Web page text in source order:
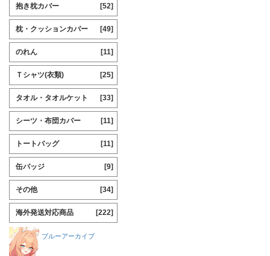
抱き枕カバー [52]
枕・クッションカバー [49]
のれん [11]
Ｔシャツ(衣類) [25]
タオル・タオルケット [33]
シーツ・布団カバー [11]
トートバッグ [11]
缶バッジ [9]
その他 [34]
海外発送対応商品 [222]
ブルーアーカイブ